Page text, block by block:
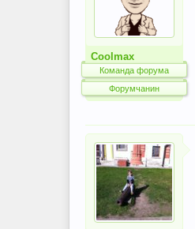
Coolmax
Команда форума
Форумчанин